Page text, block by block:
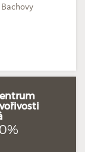
Profil terapeuta